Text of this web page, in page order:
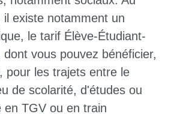
il existe notamment un
le tarif Élève-Étudiant-
vous pouvez bénéficier,
pour les trajets entre le
de scolarité, d'études ou
en TGV ou en train